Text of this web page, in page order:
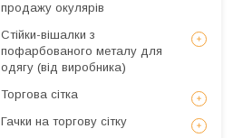
продажу окулярів
Стійки-вішалки з
пофарбованого металу для
одягу (від виробника)
Торгова сітка
Гачки на торгову сітку